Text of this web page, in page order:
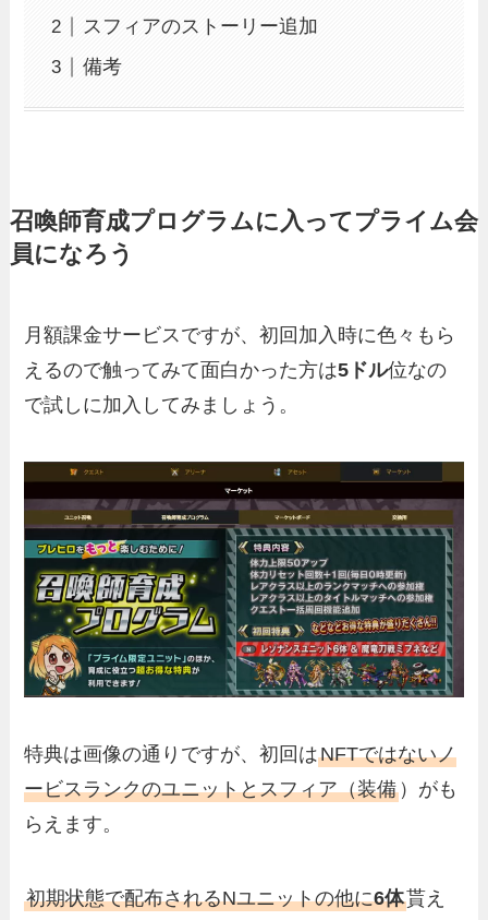
スフィアのストーリー追加
備考
召喚師育成プログラムに入ってプライム会
員になろう
月額課金サービスですが、初回加入時に色々もら
えるので触ってみて面白かった方は5ドル位なの
で試しに加入してみましょう。
特典は画像の通りですが、初回はNFTではないノ
ービスランクのユニットとスフィア（装備 ）がも
らえます。
初期状態で配布されるNユニットの他に6体貰え